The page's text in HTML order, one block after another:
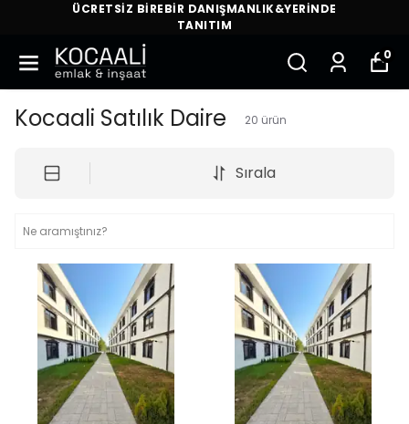
ÜCRETSİZ BİREBİR DANIŞMANLIK&YERİNDE
TANITIM
0
Kocaali Satılık Daire 20 ürün
Sırala